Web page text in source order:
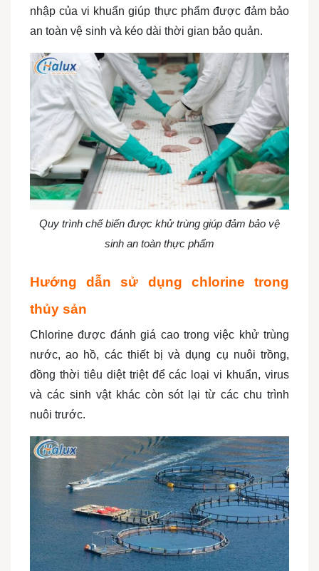
nhập của vi khuẩn giúp thực phẩm được đảm bảo
an toàn vệ sinh và kéo dài thời gian bảo quản.
Quy trình chế biến được khử trùng giúp đảm bảo vệ
sinh an toàn thực phẩm
Hướng dẫn sử dụng chlorine trong
thủy sản
Chlorine được đánh giá cao trong việc khử trùng
nước, ao hồ, các thiết bị và dụng cụ nuôi trồng,
đồng thời tiêu diệt triệt để các loại vi khuẩn, virus
và các sinh vật khác còn sót lại từ các chu trình
nuôi trước.